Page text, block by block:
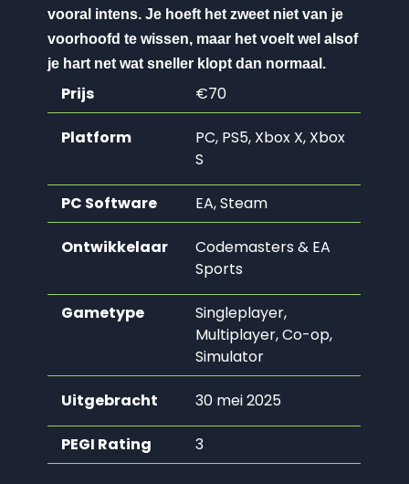
vooral intens. Je hoeft het zweet niet van je
voorhoofd te wissen, maar het voelt wel alsof
je hart net wat sneller klopt dan normaal.
Prijs €70
Platform
PC, PS5, Xbox X, Xbox
S
PC Software EA, Steam
Ontwikkelaar
Codemasters & EA
Sports
Gametype
Singleplayer,
Multiplayer, Co-op,
Simulator
Uitgebracht 30 mei 2025
PEGI Rating 3